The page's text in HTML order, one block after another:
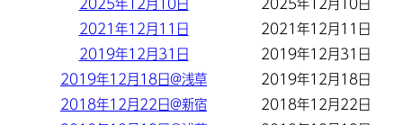
2025年12月10日
2025年12月10日
2021年12月11日
2021年12月11日
2019年12月31日
2019年12月31日
2019年12月18日@浅草
2019年12月18日
2018年12月22日@新宿
2018年12月22日